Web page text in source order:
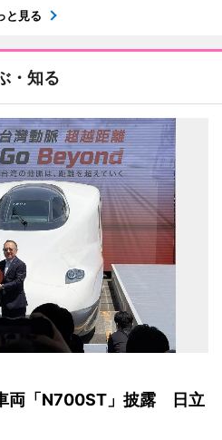
と見る
・知る
両「N700ST」披露 日立